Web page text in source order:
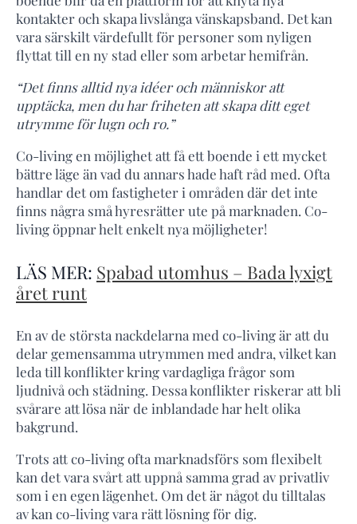
kontakter och skapa livslånga vänskapsband. Det kan
vara särskilt värdefullt för personer som nyligen
flyttat till en ny stad eller som arbetar hemifrån.
“Det finns alltid nya idéer och människor att
upptäcka, men du har friheten att skapa ditt eget
utrymme för lugn och ro.”
Co-living en möjlighet att få ett boende i ett mycket
bättre läge än vad du annars hade haft råd med. Ofta
handlar det om fastigheter i områden där det inte
finns några små hyresrätter ute på marknaden. Co-
living öppnar helt enkelt nya möjligheter!
LÄS MER: Spabad utomhus – Bada lyxigt
året runt
En av de största nackdelarna med co-living är att du
delar gemensamma utrymmen med andra, vilket kan
leda till konflikter kring vardagliga frågor som
ljudnivå och städning. Dessa konflikter riskerar att bli
svårare att lösa när de inblandade har helt olika
bakgrund.
Trots att co-living ofta marknadsförs som flexibelt
kan det vara svårt att uppnå samma grad av privatliv
som i en egen lägenhet. Om det är något du tilltalas
av kan co-living vara rätt lösning för dig.